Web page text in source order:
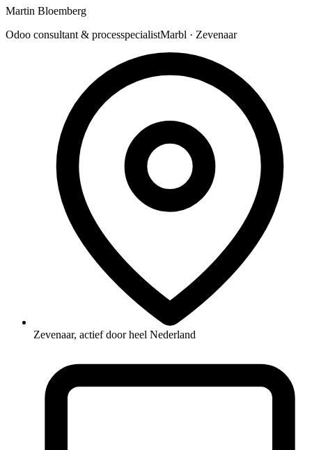
Martin Bloemberg
Odoo consultant & processpecialistMarbl · Zevenaar
Zevenaar, actief door heel Nederland